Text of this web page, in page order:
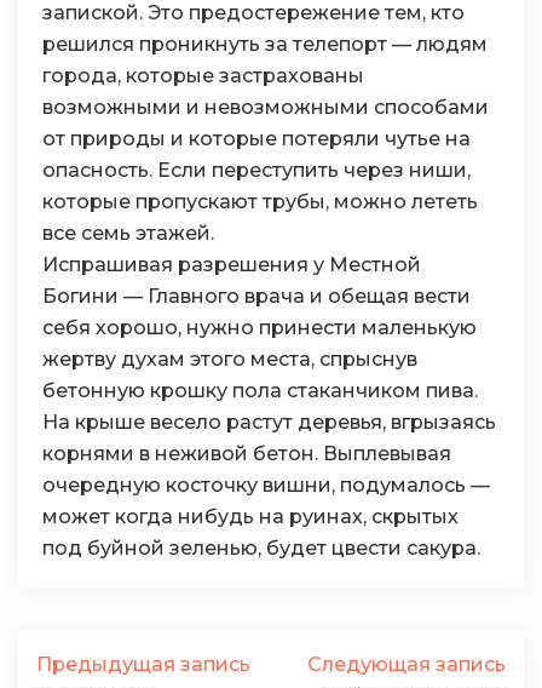
запиской. Это предостережение тем, кто
решился проникнуть за телепорт — людям
города, которые застрахованы
возможными и невозможными способами
от природы и которые потеряли чутье на
опасность. Если переступить через ниши,
которые пропускают трубы, можно лететь
все семь этажей.
Испрашивая разрешения у Местной
Богини — Главного врача и обещая вести
себя хорошо, нужно принести маленькую
жертву духам этого места, спрыснув
бетонную крошку пола стаканчиком пива.
На крыше весело растут деревья, вгрызаясь
корнями в неживой бетон. Выплевывая
очередную косточку вишни, подумалось —
может когда нибудь на руинах, скрытых
под буйной зеленью, будет цвести сакура.
Предыдущая запись
Следующая запись